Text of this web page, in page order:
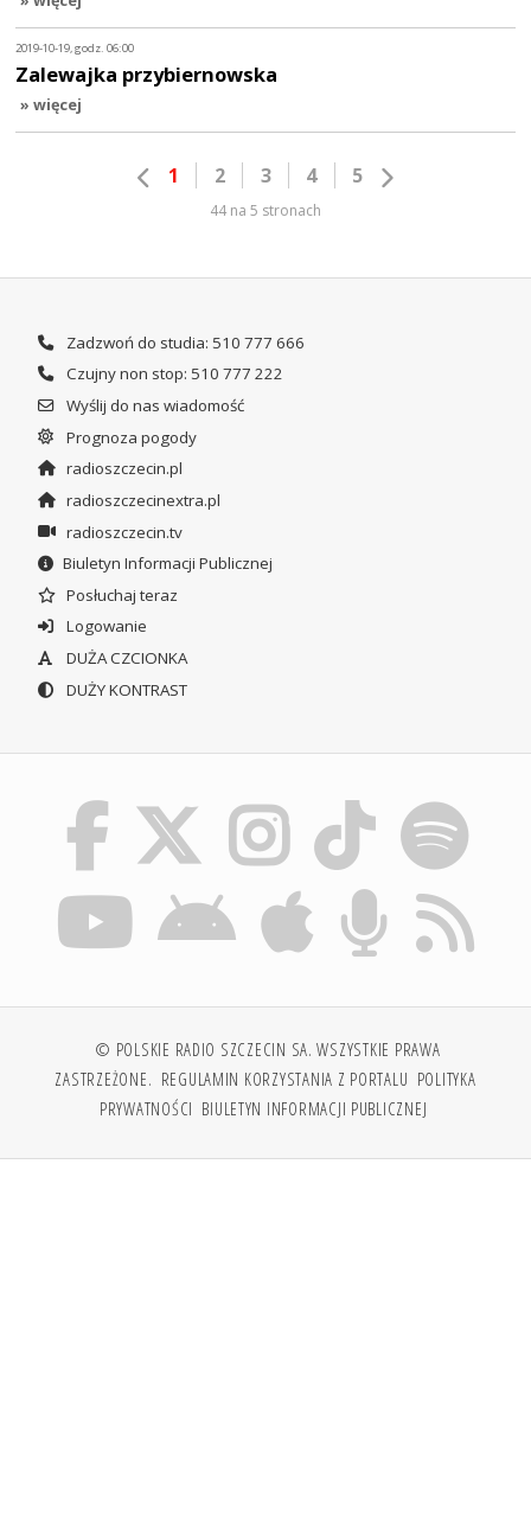
2019-10-19, godz. 06:00
Zalewajka przybiernowska
» więcej
1 2 3 4 5
44 na 5 stronach
Zadzwoń do studia: 510 777 666
Czujny non stop: 510 777 222
Wyślij do nas wiadomość
Prognoza pogody
radioszczecin.pl
radioszczecinextra.pl
radioszczecin.tv
Biuletyn Informacji Publicznej
Posłuchaj teraz
Logowanie
DUŻA CZCIONKA
DUŻY KONTRAST
© POLSKIE RADIO SZCZECIN SA. WSZYSTKIE PRAWA
ZASTRZEŻONE. REGULAMIN KORZYSTANIA Z PORTALU POLITYKA
PRYWATNOŚCI BIULETYN INFORMACJI PUBLICZNEJ